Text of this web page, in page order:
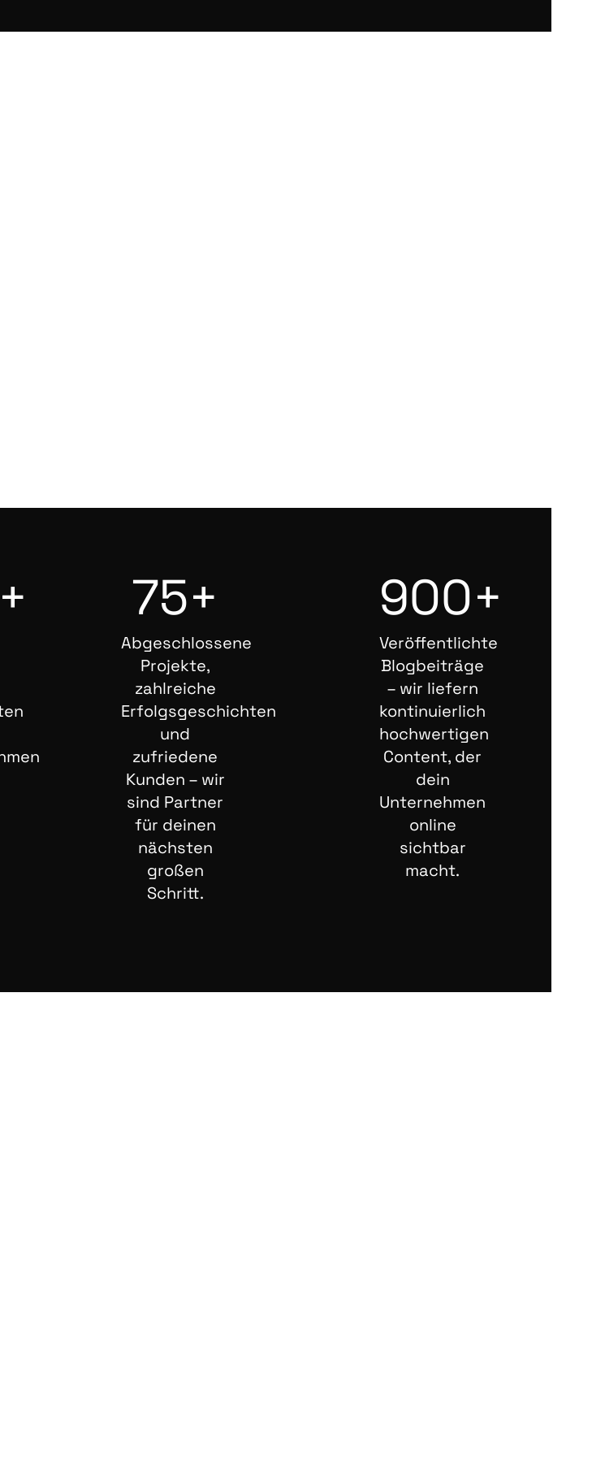
75+
Abgeschlossene
Projekte,
zahlreiche
Erfolgsgeschichten
und
zufriedene
Kunden – wir
sind Partner
für deinen
nächsten
großen
Schritt.
900+
Veröffentlichte
Blogbeiträge
– wir liefern
kontinuierlich
hochwertigen
Content, der
dein
Unternehmen
online
sichtbar
macht.